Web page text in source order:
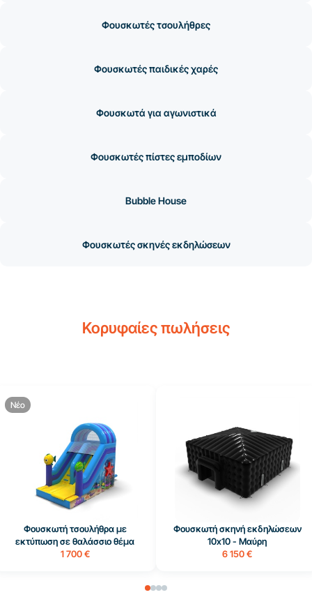
Φουσκωτές τσουλήθρες
Φουσκωτές παιδικές χαρές
Φουσκωτά για αγωνιστικά
Φουσκωτές πίστες εμποδίων
Bubble House
Φουσκωτές σκηνές εκδηλώσεων
Κορυφαίες πωλήσεις
Νέο
Φουσκωτή τσουλήθρα με
εκτύπωση σε θαλάσσιο θέμα
1 700 €
Φουσκωτή σκηνή εκδηλώσεων
10x10 - Μαύρη
6 150 €